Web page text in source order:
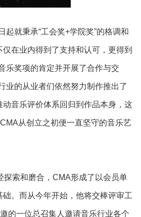
就秉承“工会奖+学院奖”的格调和
在业内得到了支持和认可，更得到
乐奖项的肯定并开展了合作与交
业的从业者们依然努力制作推出了
音乐评价体系回归到作品本身，这
从创立之初便一直坚守的音乐艺
索和磨合，CMA形成了以会员单
。而从今年开始，他将交棒评审工
的一位总召集人邀请音乐行业各个